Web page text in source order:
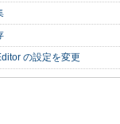
の設定を変更